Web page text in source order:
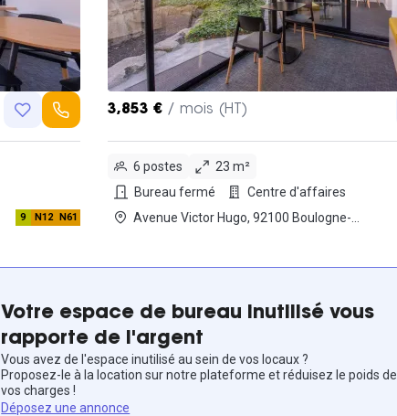
9 N12 N61
3,853 € / mois (HT)
6 postes
23 m²
Bureau fermé
Centre d'affaires
Avenue Victor Hugo, 92100 Boulogne-
Votre espace de bureau inutilisé vous
rapporte de l'argent
Vous avez de l'espace inutilisé au sein de vos locaux ?
Proposez-le à la location sur notre plateforme et réduisez le poids de
vos charges !
Déposez une annonce